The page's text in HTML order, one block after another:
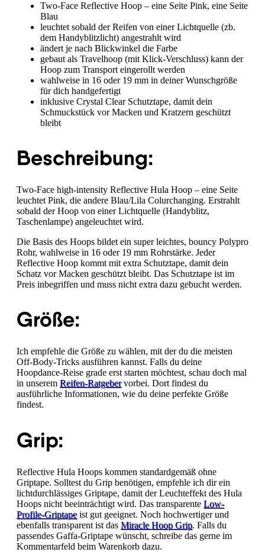
Two-Face Reflective Hoop – eine Seite Pink, eine Seite
Blau
leuchtet sobald der Reifen von einer Lichtquelle (zb.
dem Handyblitzlicht) angestrahlt wird
ändert je nach Blickwinkel die Farbe
gebaut als Travelhoop (mit Klick-Verschluss) kann der
Hoop zum Transport eingerollt werden
wahlweise in 16 oder 19 mm in deiner Wunschgröße
für dich handgefertigt
inklusive Crystal Clear Schutztape, damit dein
Schmuckstück vor Macken und Kratzern geschützt
bleibt
Beschreibung:
Two-Face high-intensity Reflective Hula Hoop – eine Seite
leuchtet Pink, die andere Blau/Lila Colurchanging. Erstrahlt
sobald der Hoop von einer Lichtquelle (Handyblitz,
Taschenlampe) angeleuchtet wird.
Die Basis des Hoops bildet ein super leichtes, bouncy Polypro
Rohr, wahlweise in 16 oder 19 mm Rohrstärke. Jeder
Reflective Hoop kommt mit extra Schutztape, damit dein
Schatz vor Macken geschützt bleibt. Das Schutztape ist im
Preis inbegriffen und muss nicht extra dazu gebucht werden.
Größe:
Ich empfehle die Größe zu wählen, mit der du die meisten
Off-Body-Tricks ausführen kannst. Falls du deine
Hoopdance-Reise grade erst starten möchtest, schau doch mal
in unserem Reifen-Ratgebervorbei. Dort findest du
ausführliche Informationen, wie du deine perfekte Größe
findest.
Grip:
Reflective Hula Hoops kommen standardgemäß ohne
Griptape. Solltest du Grip benötigen, empfehle ich dir ein
lichtdurchlässiges Griptape, damit der Leuchteffekt des Hula
Hoops nicht beeinträchtigt wird. Das transparente Low-
Profile-Griptapeist gut geeignet. Noch hochwertiger und
ebenfalls transparent ist das Miracle Hoop Grip. Falls du
passendes Gaffa-Griptape wünscht, schreibe das gerne im
Kommentarfeld beim Warenkorb dazu.